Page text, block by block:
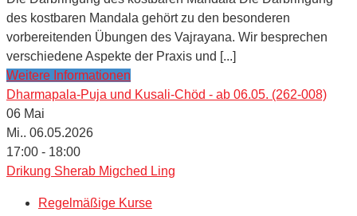
des kostbaren Mandala gehört zu den besonderen
vorbereitenden Übungen des Vajrayana. Wir besprechen
verschiedene Aspekte der Praxis und [...]
Weitere Informationen
Dharmapala-Puja und Kusali-Chöd - ab 06.05. (262-008)
06 Mai
Mi.. 06.05.2026
17:00 - 18:00
Drikung Sherab Migched Ling
Regelmäßige Kurse